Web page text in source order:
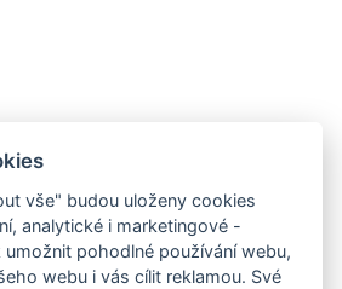
vše" budou uloženy cookies
analytické i marketingové -
pohodlné používání webu,
webu i vás cílit reklamou. Své